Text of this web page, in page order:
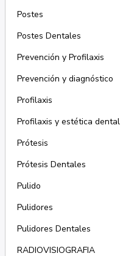
Postes
Postes Dentales
Prevención y Profilaxis
Prevención y diagnóstico
Profilaxis
Profilaxis y estética dental
Prótesis
Prótesis Dentales
Pulido
Pulidores
Pulidores Dentales
RADIOVISIOGRAFIA